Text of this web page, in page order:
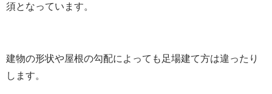
須となっています。
建物の形状や屋根の勾配によっても足場建て方は違ったり
します。